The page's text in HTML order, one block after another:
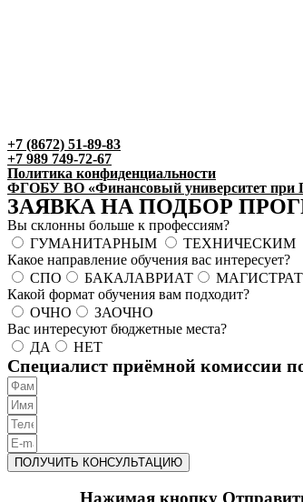
+7 (8672) 51-89-83
+7 989 749-72-67
Политика конфиденциальности
ФГОБУ ВО «Финансовый университет при
ЗАЯВКА НА ПОДБОР
Вы склонны больше к профессиям?
ГУМАНИТАРНЫМ
ТЕХНИЧЕСКИМ
Какое направление обучения вас интересует?
СПО
БАКАЛАВРИАТ
Какой формат обучения вам подходит?
ОЧНО
ЗАОЧНО
Вас интересуют бюджетные места?
ДА
НЕТ
Специалист приёмной комиссии
ПОЛУЧИТЬ КОНСУЛЬТАЦИЮ